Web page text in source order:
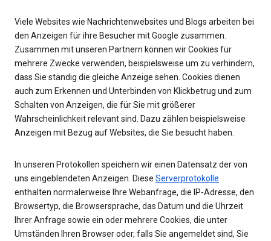
Viele Websites wie Nachrichtenwebsites und Blogs arbeiten bei
den Anzeigen für ihre Besucher mit Google zusammen.
Zusammen mit unseren Partnern können wir Cookies für
mehrere Zwecke verwenden, beispielsweise um zu verhindern,
dass Sie ständig die gleiche Anzeige sehen. Cookies dienen
auch zum Erkennen und Unterbinden von Klickbetrug und zum
Schalten von Anzeigen, die für Sie mit größerer
Wahrscheinlichkeit relevant sind. Dazu zählen beispielsweise
Anzeigen mit Bezug auf Websites, die Sie besucht haben.
In unseren Protokollen speichern wir einen Datensatz der von
uns eingeblendeten Anzeigen. Diese Serverprotokolle
enthalten normalerweise Ihre Webanfrage, die IP-Adresse, den
Browsertyp, die Browsersprache, das Datum und die Uhrzeit
Ihrer Anfrage sowie ein oder mehrere Cookies, die unter
Umständen Ihren Browser oder, falls Sie angemeldet sind, Sie